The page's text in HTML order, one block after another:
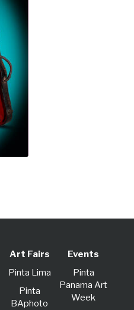
Art Fairs
Pinta Lima
Pinta
BAphoto
Events
Pinta
Panama Art
Week